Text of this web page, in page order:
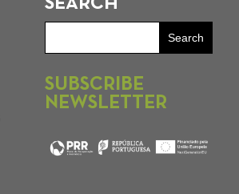
SEARCH
SUBSCRIBE
NEWSLETTER